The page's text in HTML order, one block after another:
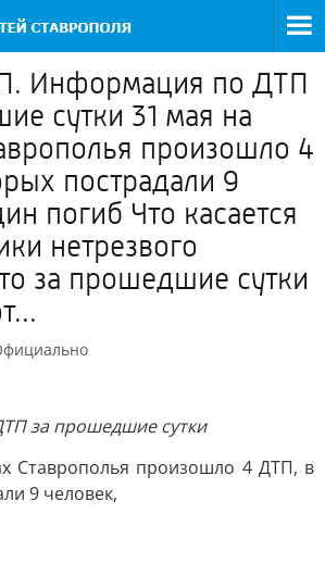
Информация по ДТП
сутки 31 мая на
произошло 4
пострадали 9
погиб Что касается
нетрезвого
за прошедшие сутки
за прошедшие сутки
Ставрополья произошло 4 ДТП, в
9 человек,